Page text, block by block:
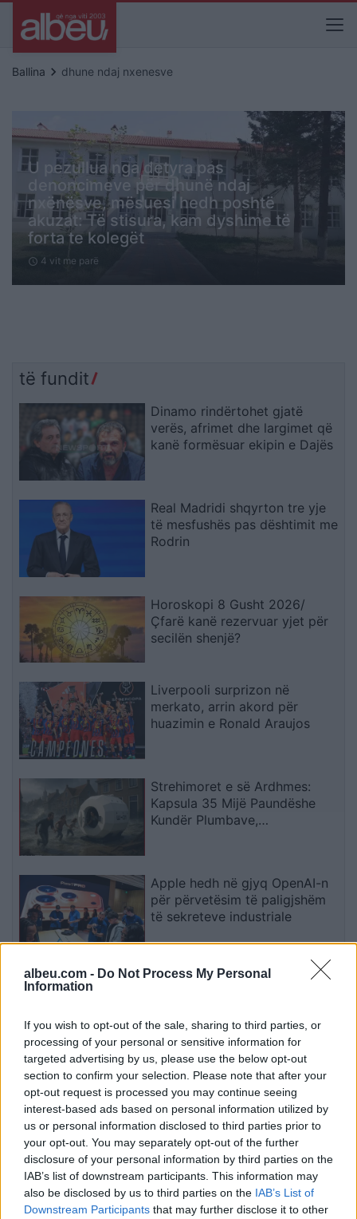
albeu.com - Do Not Process My Personal
Information
If you wish to opt-out of the sale, sharing to third parties, or
processing of your personal or sensitive information for
targeted advertising by us, please use the below opt-out
section to confirm your selection. Please note that after your
opt-out request is processed you may continue seeing
interest-based ads based on personal information utilized by
us or personal information disclosed to third parties prior to
your opt-out. You may separately opt-out of the further
disclosure of your personal information by third parties on the
IAB’s list of downstream participants. This information may
also be disclosed by us to third parties on the IAB’s List of
Downstream Participants that may further disclose it to other
Ballina keyboard_arrow_right dhune ndaj nxenesve
U pezullua nga detyra pas
denoncimeve për dhunë ndaj
nxënësve, mësuesi hedh poshtë
akuzat: Të stisura, kam dyshime të
forta te kolegët
schedule 4 vit me parë
të fundit
Dinamo rindërtohet gjatë
verës, afrimet dhe largimet që
kanë formësuar ekipin e Dajës
Real Madridi shqyrton tre yje
të mesfushës pas dështimit me
Rodrin
Horoskopi 8 Gusht 2026/
Çfarë kanë rezervuar yjet për
secilën shenjë?
Liverpooli surprizon në
merkato, arrin akord për
huazimin e Ronald Araujos
Strehimoret e së Ardhmes:
Kapsula 35 Mijë Paundëshe
Kundër Plumbave,
Apple hedh në gjyq OpenAI-n
për përvetësim të paligjshëm
të sekreteve industriale
Ndeshja Argjentinë–Egjipt
të papara